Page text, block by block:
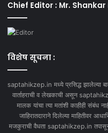
Chief Editor : Mr. Shankar
विशेष सूचना :
saptahikzep.in मध्ये प्रसिद्ध झालेल्या
वार्ताहराची व लेखकाची असून
मालक यांचा त्या मतांशी काहीही संबंध
जाहिरातदाराने दिलेल्या माहितीवर
मजकुराची वैधता saptahikzep.in तपासून